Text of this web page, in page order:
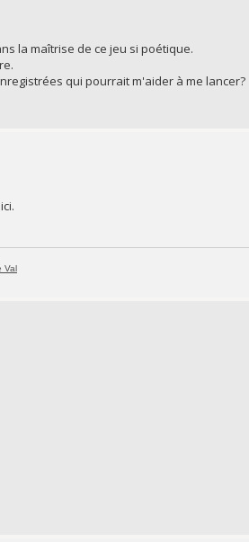
la maîtrise de ce jeu si poétique.
qui pourrait m'aider à me lancer?
Val